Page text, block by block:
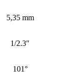
5,35 mm
1/2.3″
101°